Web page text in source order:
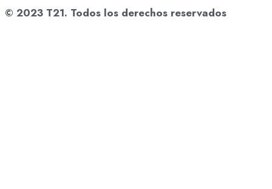
© 2023 T21. Todos los derechos reservados